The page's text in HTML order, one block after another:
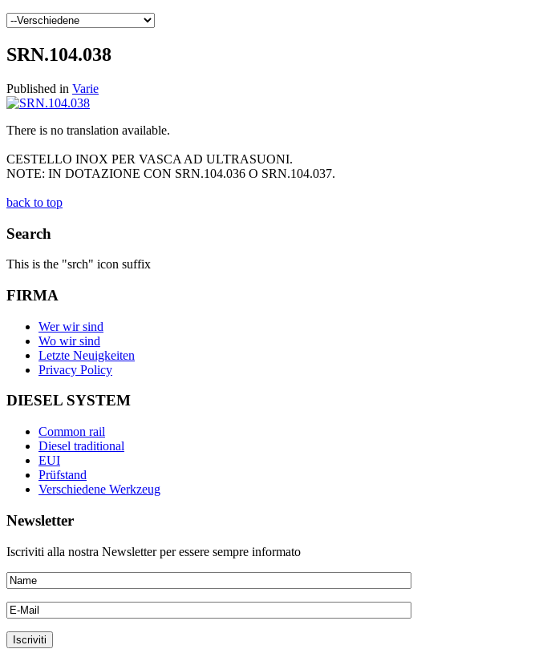
SRN.104.038
Published in Varie
There is no translation available.
CESTELLO INOX PER VASCA AD ULTRASUONI.
NOTE: IN DOTAZIONE CON SRN.104.036 O SRN.104.037.
back to top
Search
This is the "srch" icon suffix
FIRMA
Wer wir sind
Wo wir sind
Letzte Neuigkeiten
Privacy Policy
DIESEL SYSTEM
Common rail
Diesel traditional
EUI
Prüfstand
Verschiedene Werkzeug
Newsletter
Iscriviti alla nostra Newsletter per essere sempre informato